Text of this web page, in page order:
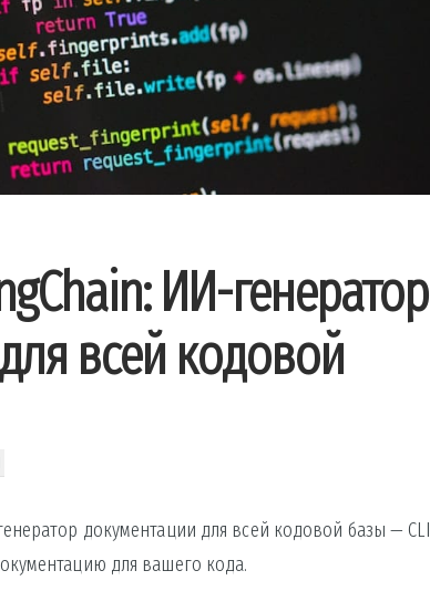
ИИ-генератор
всей кодовой
документации для всей кодовой базы — CLI
для вашего кода.